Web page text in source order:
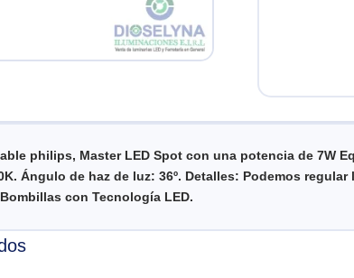
philips, Master LED Spot con una potencia de 7W
Ángulo de haz de luz: 36º. Detalles: Podemos regular
con Tecnología LED.